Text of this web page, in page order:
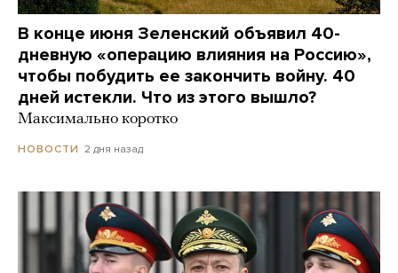
В конце июня Зеленский объявил 40-
дневную «операцию влияния на Россию»,
чтобы побудить ее закончить войну. 40
дней истекли. Что из этого вышло?
Максимально коротко
НОВОСТИ 2 дня назад